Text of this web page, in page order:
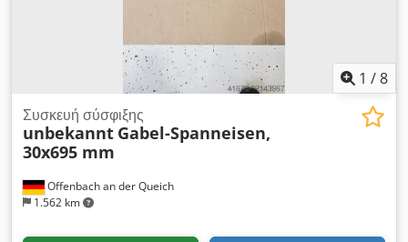
1 /8
Offenbach an der Queich
1.562 km
Συσκευή σύσφιξης
unbekannt Gabel-Spanneisen,
30x695 mm